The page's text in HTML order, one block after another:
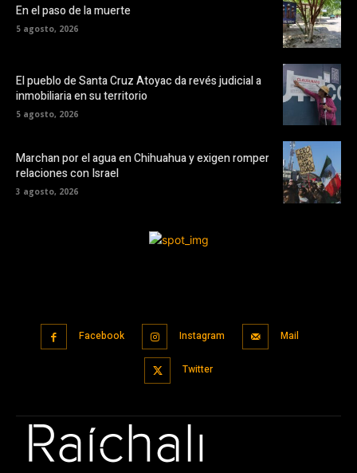
En el paso de la muerte
5 agosto, 2026
El pueblo de Santa Cruz Atoyac da revés judicial a
inmobiliaria en su territorio
5 agosto, 2026
Marchan por el agua en Chihuahua y exigen romper
relaciones con Israel
3 agosto, 2026
Facebook Instagram Mail
Twitter